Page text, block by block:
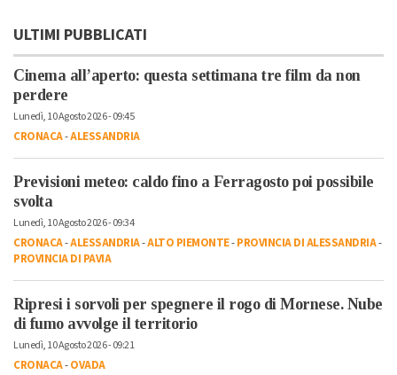
ULTIMI PUBBLICATI
Cinema all’aperto: questa settimana tre film da non
perdere
Lunedì, 10 Agosto 2026 - 09:45
CRONACA-ALESSANDRIA
Previsioni meteo: caldo fino a Ferragosto poi possibile
svolta
Lunedì, 10 Agosto 2026 - 09:34
CRONACA-ALESSANDRIA-ALTO PIEMONTE-PROVINCIA DI ALESSANDRIA-
PROVINCIA DI PAVIA
Ripresi i sorvoli per spegnere il rogo di Mornese. Nube
di fumo avvolge il territorio
Lunedì, 10 Agosto 2026 - 09:21
CRONACA-OVADA